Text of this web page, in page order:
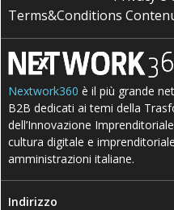
Terms&Conditions
Nextwork360 è il più grande
B2B dedicati ai temi della
dell’Innovazione
cultura digitale e
amministrazioni italiane.
Indirizzo